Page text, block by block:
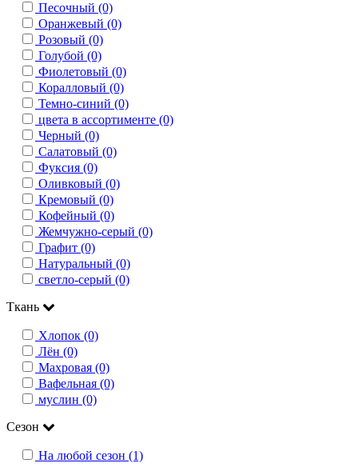
Песочный (0)
Оранжевый (0)
Розовый (0)
Голубой (0)
Фиолетовый (0)
Коралловый (0)
Темно-синий (0)
цвета в ассортименте (0)
Черный (0)
Салатовый (0)
Фуксия (0)
Оливковый (0)
Кремовый (0)
Кофейный (0)
Жемчужно-серый (0)
Графит (0)
Натуральный (0)
светло-серый (0)
Ткань
Хлопок (0)
Лён (0)
Махровая (0)
Вафельная (0)
муслин (0)
Сезон
На любой сезон (1)